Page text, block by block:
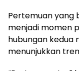
Pertemuan yang
menjadi momen
hubungan kedua
menunjukkan